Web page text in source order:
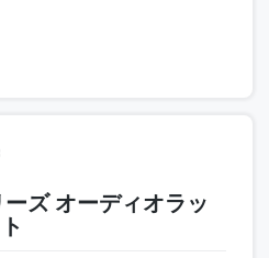
ズ オーディオラッ